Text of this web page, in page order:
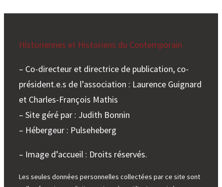
Historiennes et Historiens du Contemporain
– Co-directeur et directrice de publication, co-
président.e.s de l’association : Laurence Guignard
et Charles-François Mathis
– Site géré par : Judith Bonnin
– Hébergeur : Pulseheberg
– Image d’accueil : Droits réservés.
Les seules données personnelles collectées par ce site sont